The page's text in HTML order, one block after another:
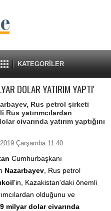
KATEGORİLER
DOLAR YATIRIM YAPTI'
Rus petrol şirketi
yatırımcılardan
civarında yatırım yaptığını
Çarşamba 11:40
Cumhurbaşkanı
Nazarbayev , Rus petrol
'in, Kazakistan'daki önemli
olduğunu ve
9 milyar dolar civarında